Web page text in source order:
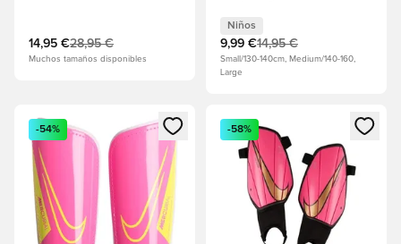
14,95 €28,95 €
Muchos tamaños disponibles
Niños
9,99 €14,95 €
Small/130-140cm, Medium/140-160,
Large
Abre un modal para iniciar sesión o registrarse como
-54%
Abre un modal para iniciar
-58%